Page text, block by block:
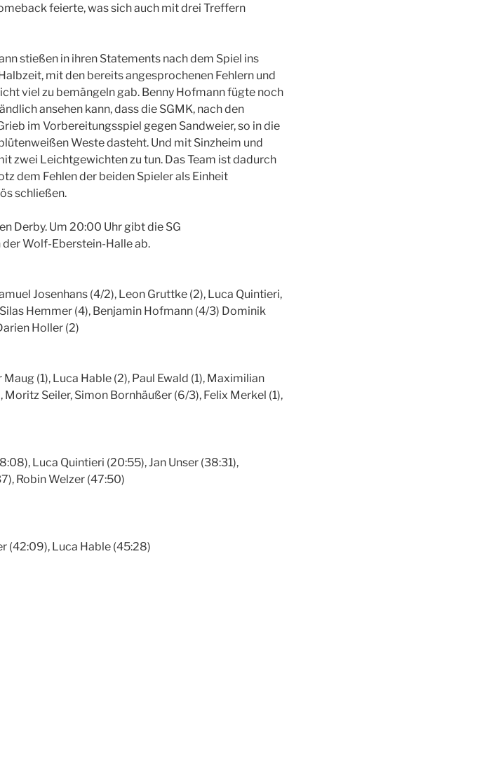
feierte, was sich auch mit drei Treffern
stießen in ihren Statements nach dem Spiel ins
mit den bereits angesprochenen Fehlern und
viel zu bemängeln gab. Benny Hofmann fügte noch
ansehen kann, dass die SGMK, nach den
im Vorbereitungsspiel gegen Sandweier, so in die
Weste dasteht. Und mit Sinzheim und
zwei Leichtgewichten zu tun. Das Team ist dadurch
dem Fehlen der beiden Spieler als Einheit
schließen.
Derby. Um 20:00 Uhr gibt die SG
Wolf-Eberstein-Halle ab.
Josenhans (4/2), Leon Gruttke (2), Luca Quintieri,
Hemmer (4), Benjamin Hofmann (4/3) Dominik
Darien Holler (2)
(1), Luca Hable (2), Paul Ewald (1), Maximilian
Seiler, Simon Bornhäußer (6/3), Felix Merkel (1),
Luca Quintieri (20:55), Jan Unser (38:31),
Robin Welzer (47:50)
(42:09), Luca Hable (45:28)